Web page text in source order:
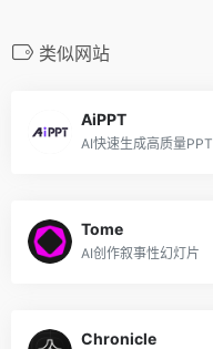
类似网站
AiPPT
AI快速生成高质量PPT
Tome
AI创作叙事性幻灯片
Chronicle